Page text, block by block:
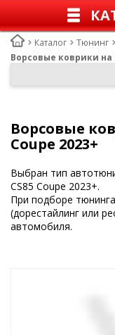
Каталог Тюнинг
Ворсовые коврики на
Ворсовые
Coupe 2023+
Выбран тип
CS85 Coupe 2023+.
При подборе
(дорестайлинг или
автомобиля.